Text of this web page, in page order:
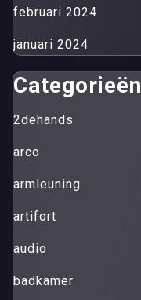
februari 2024
januari 2024
Categorieën
2dehands
arco
armleuning
artifort
audio
badkamer